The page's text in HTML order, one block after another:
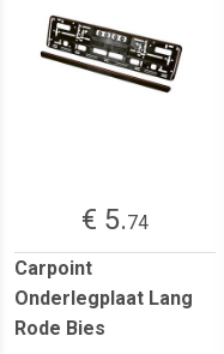
€ 5.74
Carpoint
Onderlegplaat Lang
Rode Bies